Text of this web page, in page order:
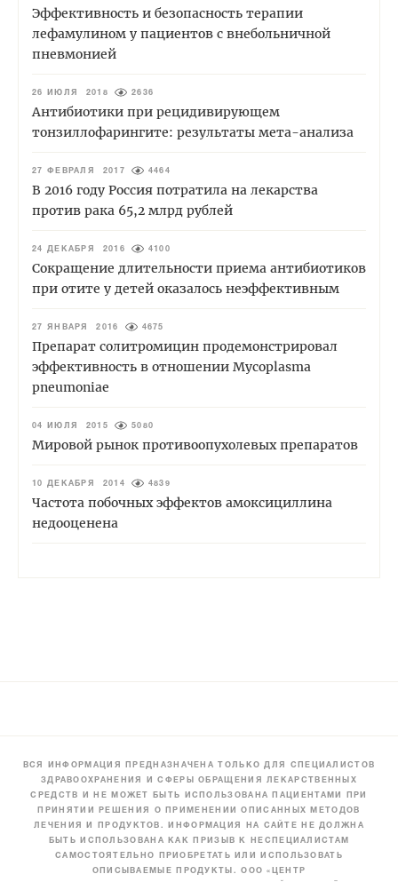
Эффективность и безопасность терапии
лефамулином у пациентов с внебольничной
пневмонией
26 ИЮЛЯ 2018 2636
Антибиотики при рецидивирующем
тонзиллофарингите: результаты мета-анализа
27 ФЕВРАЛЯ 2017 4464
В 2016 году Россия потратила на лекарства
против рака 65,2 млрд рублей
24 ДЕКАБРЯ 2016 4100
Сокращение длительности приема антибиотиков
при отите у детей оказалось неэффективным
27 ЯНВАРЯ 2016 4675
Препарат солитромицин продемонстрировал
эффективность в отношении Mycoplasma
pneumoniae
04 ИЮЛЯ 2015 5080
Мировой рынок противоопухолевых препаратов
10 ДЕКАБРЯ 2014 4839
Частота побочных эффектов амоксициллина
недооценена
ВСЯ ИНФОРМАЦИЯ ПРЕДНАЗНАЧЕНА ТОЛЬКО ДЛЯ СПЕЦИАЛИСТОВ
ЗДРАВООХРАНЕНИЯ И СФЕРЫ ОБРАЩЕНИЯ ЛЕКАРСТВЕННЫХ
СРЕДСТВ И НЕ МОЖЕТ БЫТЬ ИСПОЛЬЗОВАНА ПАЦИЕНТАМИ ПРИ
ПРИНЯТИИ РЕШЕНИЯ О ПРИМЕНЕНИИ ОПИСАННЫХ МЕТОДОВ
ЛЕЧЕНИЯ И ПРОДУКТОВ. ИНФОРМАЦИЯ НА САЙТЕ НЕ ДОЛЖНА
БЫТЬ ИСПОЛЬЗОВАНА КАК ПРИЗЫВ К НЕСПЕЦИАЛИСТАМ
САМОСТОЯТЕЛЬНО ПРИОБРЕТАТЬ ИЛИ ИСПОЛЬЗОВАТЬ
ОПИСЫВАЕМЫЕ ПРОДУКТЫ. ООО «ЦЕНТР